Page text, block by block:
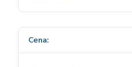
Cena: